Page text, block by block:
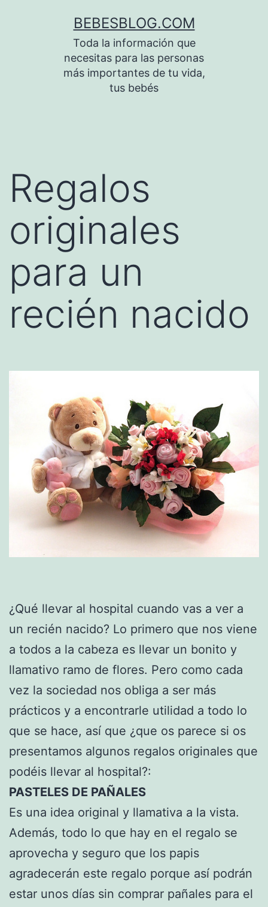
BEBESBLOG.COM
Toda la información que
necesitas para las personas
más importantes de tu vida,
tus bebés
Regalos
originales
para un
recién nacido
¿Qué llevar al hospital cuando vas a ver a
un recién nacido? Lo primero que nos viene
a todos a la cabeza es llevar un bonito y
llamativo ramo de flores. Pero como cada
vez la sociedad nos obliga a ser más
prácticos y a encontrarle utilidad a todo lo
que se hace, así que ¿que os parece si os
presentamos algunos regalos originales que
podéis llevar al hospital?:
PASTELES DE PAÑALES
Es una idea original y llamativa a la vista.
Además, todo lo que hay en el regalo se
aprovecha y seguro que los papis
agradecerán este regalo porque así podrán
estar unos días sin comprar pañales para el